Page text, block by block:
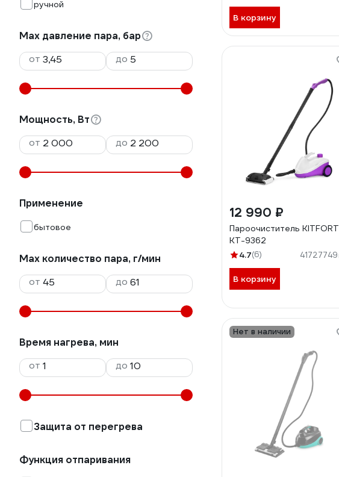
ручной
Max давление пара, бар
от
до
Мощность, Вт
от
до
Применение
бытовое
Мах количество пара, г/мин
от
до
Время нагрева, мин
от
до
Защита от перегрева
Функция отпаривания
В корзину
12 990 ₽
Пароочиститель KITFORT
КТ-9362
4.7(6) 41727749
В корзину
Нет в наличии